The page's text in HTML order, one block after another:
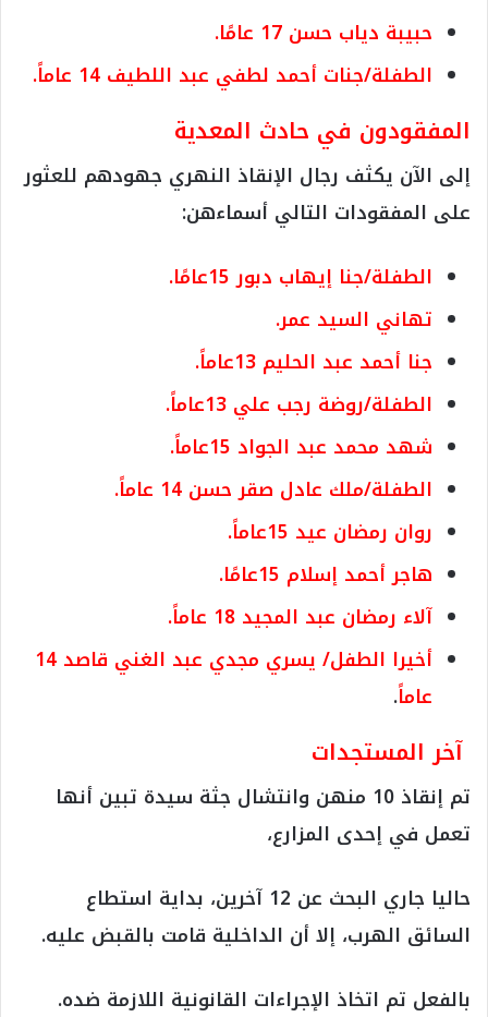
حبيبة دياب حسن 17 عامًا.
الطفلة/جنات أحمد لطفي عبد اللطيف 14 عاماً.
المفقودون في حادث المعدية
إلى الآن يكثف رجال الإنقاذ النهري جهودهم للعثور
على المفقودات التالي أسماءهن:
الطفلة/جنا إيهاب دبور 15عامًا.
تهاني السيد عمر.
جنا أحمد عبد الحليم 13عاماً.
الطفلة/روضة رجب علي 13عاماً.
شهد محمد عبد الجواد 15عاماً.
الطفلة/ملك عادل صقر حسن 14 عاماً.
روان رمضان عيد 15عاماً.
هاجر أحمد إسلام 15عامًا.
آلاء رمضان عبد المجيد 18 عاماً.
أخيرا الطفل/ يسري مجدي عبد الغني قاصد 14
عاماً.
آخر المستجدات
تم إنقاذ 10 منهن وانتشال جثة سيدة تبين أنها
تعمل في إحدى المزارع،
حاليا جاري البحث عن 12 آخرين، بداية استطاع
السائق الهرب، إلا أن الداخلية قامت بالقبض عليه.
بالفعل تم اتخاذ الإجراءات القانونية اللازمة ضده.